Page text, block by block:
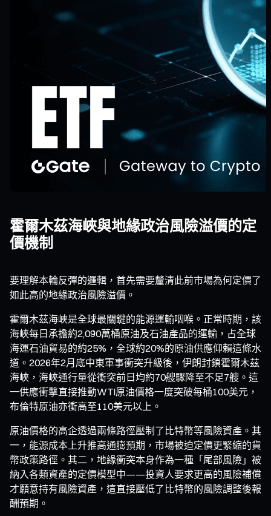
霍爾木茲海峽與地緣政治風險溢價的定
價機制
要理解本輪反彈的邏輯，首先需要釐清此前市場為何定價了
如此高的地緣政治風險溢價。
霍爾木茲海峽是全球最關鍵的能源運輸咽喉。正常時期，該
海峽每日承擔約2,090萬桶原油及石油產品的運輸，占全球
海運石油貿易的約25%，全球約20%的原油供應仰賴這條水
道。2026年2月底中東軍事衝突升級後，伊朗封鎖霍爾木茲
海峽，海峽通行量從衝突前日均約70艘驟降至不足7艘。這
一供應衝擊直接推動WTI原油價格一度突破每桶100美元，
布倫特原油亦衝高至110美元以上。
原油價格的高企透過兩條路徑壓制了比特幣等風險資產。其
一，能源成本上升推高通膨預期，市場被迫定價更緊縮的貨
幣政策路徑。其二，地緣衝突本身作為一種「尾部風險」被
納入各類資產的定價模型中——投資人要求更高的風險補償
才願意持有風險資產，這直接壓低了比特幣的風險調整後報
酬預期。